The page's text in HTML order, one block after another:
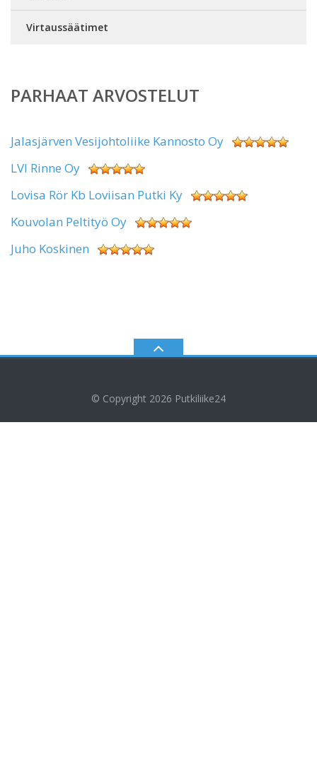
Virtaussäätimet
PARHAAT ARVOSTELUT
Jalasjärven Vesijohtoliike Kannosto Oy
LVI Rinne Oy
Lovisa Rör Kb Loviisan Putki Ky
Kouvolan Peltityö Oy
Juho Koskinen
© Copyright 2026 Putkiliike24